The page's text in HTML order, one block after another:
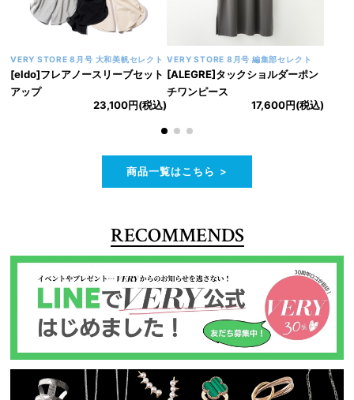
VERY STORE 8月号 大和美帆セレクト
[eldo]フレアノースリーブセット
アップ
23,100円(税込)
VERY STORE 8月号 編集部セレクト
[ALEGRE]タックショルダーポン
チワンピース
17,600円(税込)
商品一覧はこちら
RECOMMENDS